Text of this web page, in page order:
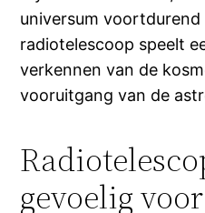
universum
radiotelescoop speelt
verkennen van de
vooruitgang van de
gevoelig